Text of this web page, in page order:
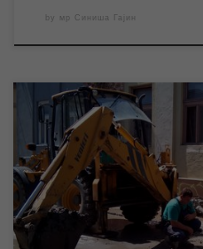
by мр Синиша Гајин
Због отклањања квара на
часова биће прекинуто
улица у градском насељу
проценама са терена квар ће,
непланираних дешавања, бити
„Водовод и канализација“ се